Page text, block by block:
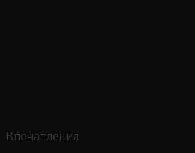
Впечатления